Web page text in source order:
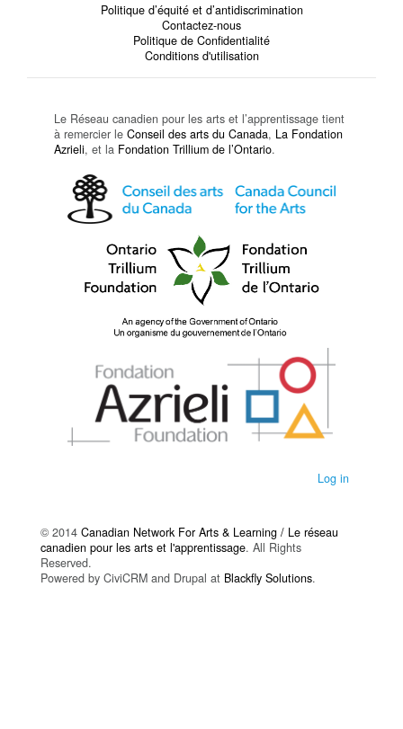
Politique d’équité et d’antidiscrimination
Contactez-nous
Politique de Confidentialité
Conditions d'utilisation
Le Réseau canadien pour les arts et l’apprentissage tient
à remercier le Conseil des arts du Canada, La Fondation
Azrieli, et la Fondation Trillium de l’Ontario.
Log in
© 2014 Canadian Network For Arts & Learning / Le réseau
canadien pour les arts et l'apprentissage. All Rights
Reserved.
Powered by CiviCRM and Drupal at Blackfly Solutions.